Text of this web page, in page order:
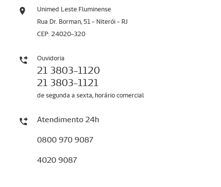
Unimed Leste Fluminense
Rua Dr. Borman, 51 - Niterói - RJ
CEP: 24020-320
Ouvidoria
21 3803-1120
21 3803-1121
de segunda a sexta, horário comercial
Atendimento 24h
0800 970 9087
4020 9087